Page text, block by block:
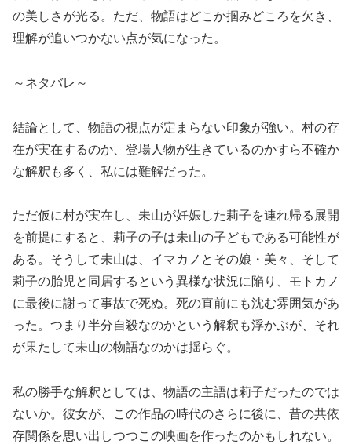
の美しさが光る。ただ、物語はどこか掴みどころを欠き、
理解が追いつかない点が気になった。
～ネタバレ～
結論として、物語の視点が定まらない印象が強い。村の存
在が実在するのか、登場人物が生きているのかすら不確か
な解釈も多く、私には難解だった。
ただ仮に村が実在し、未山が妊娠した莉子を連れ帰る展開
を前提にすると、莉子の子は未山の子どもである可能性が
ある。そうして未山は、イマカノとその娘・美々、そして
莉子の胎児と同居するという異様な状況に陥り、モトカノ
に最後に謝って事故で死ぬ。死の直前にも沈む雰囲気があ
った。つまり半分自殺なのかという解釈も浮かぶが、それ
が果たして未山の物語なのかは揺らぐ。
私の勝手な解釈としては、物語の主語は莉子だったのでは
ないか。彼女が、この作品の時代のさらに後に、昔の共依
存関係を思い出しつつこの映画を作ったのかもしれない。